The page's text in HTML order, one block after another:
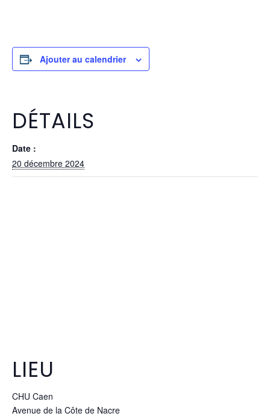
Ajouter au calendrier
DÉTAILS
Date :
20 décembre 2024
LIEU
CHU Caen
Avenue de la Côte de Nacre